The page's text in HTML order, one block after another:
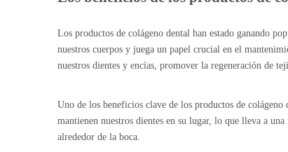
Los productos de colágeno dental han estado ganando
nuestros cuerpos y juega un papel crucial en el
nuestros dientes y encías, promover la regeneración de
Uno de los beneficios clave de los productos de
mantienen nuestros dientes en su lugar, lo que lleva a
alrededor de la boca.